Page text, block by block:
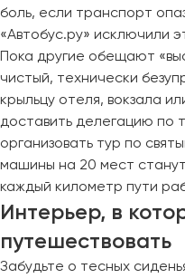
боль, если транспорт
«Автобус.ру» исключили
Пока другие обещают
чистый, технически
крыльцу отеля, вокзала
доставить делегацию по
организовать тур по
машины на 20 мест
каждый километр пути
Интерьер, в
путешествовать
Забудьте о тесных